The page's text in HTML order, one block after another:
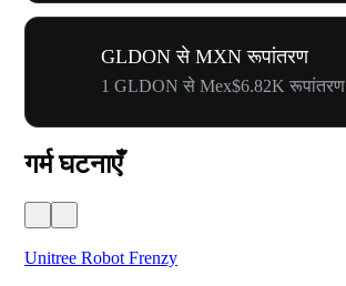
GLDON से MXN रूपांतरण
1 GLDON से Mex$6.82K रूपांतरण
गर्म घटनाएँ
Unitree Robot Frenzy